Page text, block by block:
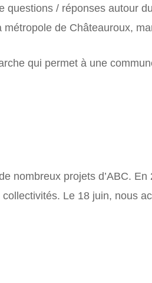
questions / réponses autour
de Châteauroux,
qui permet à une
nombreux projets d’ABC.
Le 18 juin, nous